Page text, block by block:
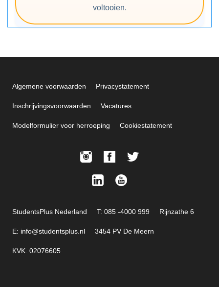
voltooien.
Algemene voorwaarden Privacystatement
Inschrijvingsvoorwaarden Vacatures
Modelformulier voor herroeping Cookiestatement
StudentsPlus Nederland T: 085 -4000 999 Rijnzathe 6
E: info@studentsplus.nl 3454 PV De Meern
KVK: 02076605